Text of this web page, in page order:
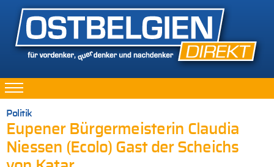
Politik
Eupener Bürgermeisterin Claudia
Niessen (Ecolo) Gast der Scheichs